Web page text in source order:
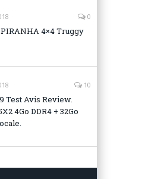
0
4×4 Truggy
10
Test Avis Review.
4Go DDR4 + 32Go